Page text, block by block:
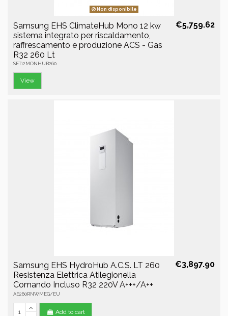
Non disponibile
Samsung EHS ClimateHub Mono 12 kw
sistema integrato per riscaldamento,
raffrescamento e produzione ACS - Gas
R32 260 Lt
SET12MONHUB260
€5,759.62
View
Samsung EHS HydroHub A.C.S. LT 260
Resistenza Elettrica Atilegionella
Comando Incluso R32 220V A+++/A++
AE260RNWMEG/EU
€3,897.90
Add to cart